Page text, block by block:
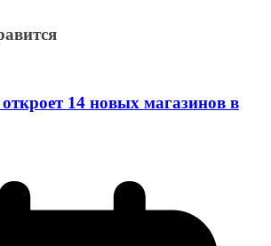
14 новых магазинов в